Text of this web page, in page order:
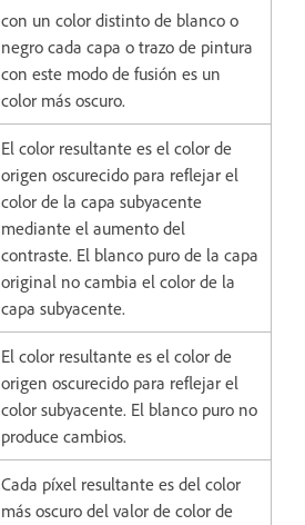
con un color distinto de blanco o
negro cada capa o trazo de pintura
con este modo de fusión es un
color más oscuro.
El color resultante es el color de
origen oscurecido para reflejar el
color de la capa subyacente
mediante el aumento del
contraste. El blanco puro de la capa
original no cambia el color de la
capa subyacente.
El color resultante es el color de
origen oscurecido para reflejar el
color subyacente. El blanco puro no
produce cambios.
Cada píxel resultante es del color
más oscuro del valor de color de